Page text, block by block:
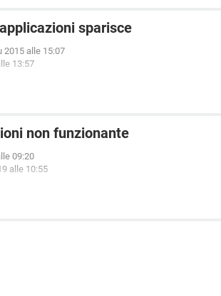
sparisce
2015 alle 15:07
13:57
non funzionante
09:20
alle 10:55